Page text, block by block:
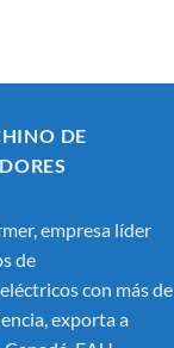
DE
empresa líder
de
con más de
exporta a